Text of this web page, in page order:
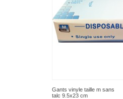
Gants vinyle taille m sans
talc 9.5x23 cm